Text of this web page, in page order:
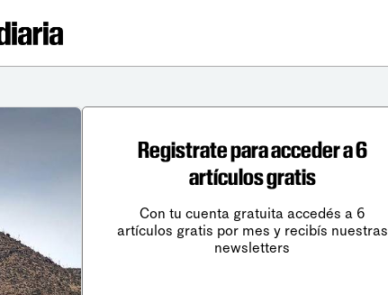
Registrate para acceder a 6
artículos gratis
Con tu cuenta gratuita accedés a 6
artículos gratis por mes y recibís nuestras
newsletters